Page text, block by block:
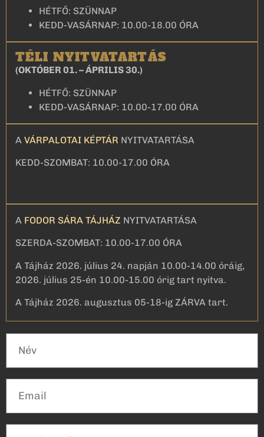
HÉTFŐ: SZÜNNAP
KEDD-VASÁRNAP: 10.00-18.00 ÓRA
TÉLI NYITVATARTÁS
(OKTÓBER 01. – ÁPRILIS 30.)
HÉTFŐ: SZÜNNAP
KEDD-VASÁRNAP: 10.00-17.00 ÓRA
A VÁRPALOTAI KÉPTÁR NYITVATARTÁSA
KEDD-SZOMBAT: 10.00-17.00 ÓRA
A FODOR SÁRA TÁJHÁZ NYITVATARTÁSA
SZERDA-SZOMBAT: 10.00-17.00 ÓRA
A Tájház 2026. július 24. napján 10.00-14.00 óráig,
2026. július 25-én 10.00-15.00 órig tart nyitva.
A Tájház 2026. augusztus 05-18-ig ZÁRVA tart.